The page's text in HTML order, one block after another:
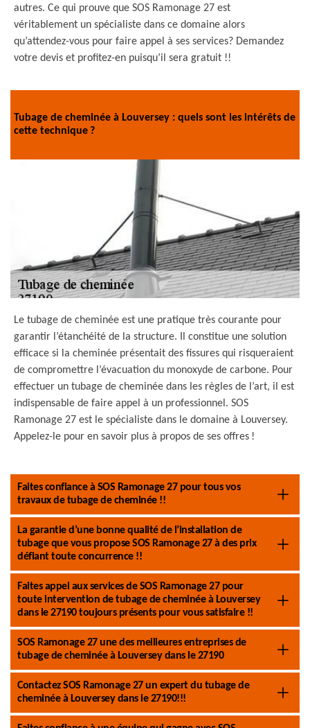
autres. Ce qui prouve que SOS Ramonage 27 est
véritablement un spécialiste dans ce domaine alors
qu’attendez-vous pour faire appel à ses services? Demandez
votre devis et profitez-en puisqu’il sera gratuit !!
Tubage de cheminée à Louversey : quels sont les intérêts de
cette technique ?
Le tubage de cheminée est une pratique très courante pour
garantir l’étanchéité de la structure. Il constitue une solution
efficace si la cheminée présentait des fissures qui risqueraient
de compromettre l’évacuation du monoxyde de carbone. Pour
effectuer un tubage de cheminée dans les règles de l’art, il est
indispensable de faire appel à un professionnel. SOS
Ramonage 27 est le spécialiste dans le domaine à Louversey.
Appelez-le pour en savoir plus à propos de ses offres !
Faites confiance à SOS Ramonage 27 pour tous vos
travaux de tubage de cheminée !!
La garantie d’une bonne qualité de l’installation de
tubage que vous propose SOS Ramonage 27 à des prix
défiant toute concurrence !!
Faites appel aux services de SOS Ramonage 27 pour
toute intervention de tubage de cheminée à Louversey
dans le 27190 toujours présents pour vous satisfaire !!
SOS Ramonage 27 une des meilleures entreprises de
tubage de cheminée à Louversey dans le 27190
Contactez SOS Ramonage 27 un expert du tubage de
cheminée à Louversey dans le 27190!!!